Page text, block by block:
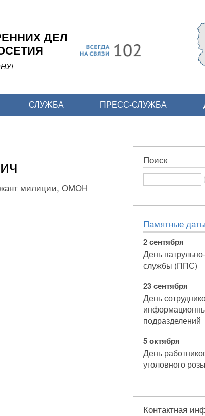
основному
содержанию
ДЕЛ
СЛУЖБА ПРЕСС-СЛУЖБА
милиции, ОМОН
Поиск
Поиск
Памятные даты
2 сентября
День
службы (ППС)
23 сентября
День
подразделений
5 октября
День
уголовного
Контактная